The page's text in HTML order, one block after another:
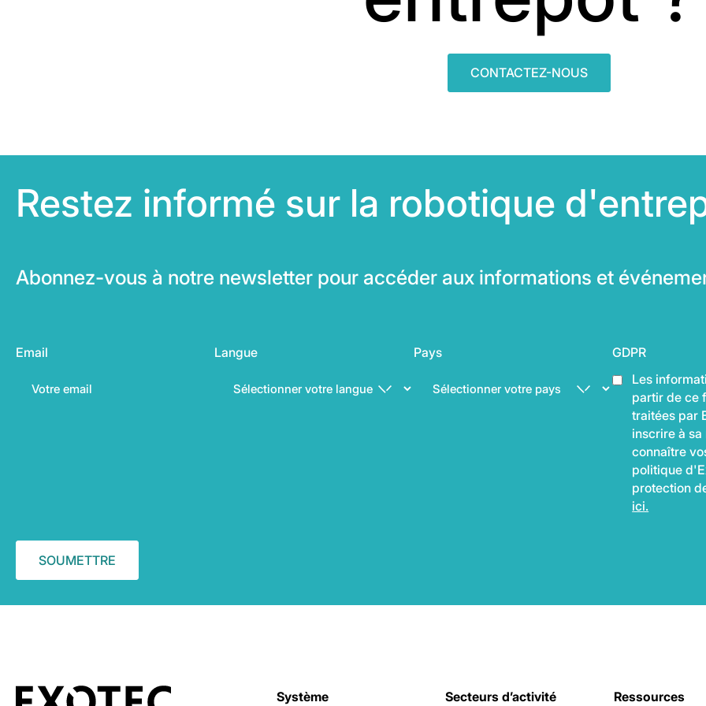
CONTACTEZ-NOUS
Restez informé sur la robotique
Abonnez-vous à notre newsletter pour accéder aux informations et
Email Langue Pays
GDPR
Les
partir de ce
traitées par
inscrire à sa
connaître
politique
protection
ici.
Système Secteurs d’activité Ressources